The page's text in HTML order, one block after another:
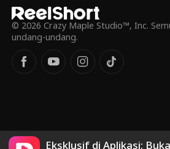
© 2026 Crazy Maple Studio™, Inc.
undang-undang.
Eksklusif di Aplikasi: Buka